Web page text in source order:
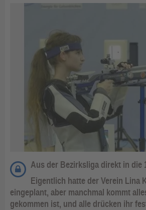
Aus der Bezirksliga direkt in die
Eigentlich hatte der Verein Lina
eingeplant, aber manchmal kommt
gekommen ist, und alle drücken ihr